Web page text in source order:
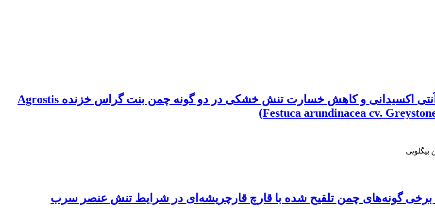
اثر پیش تیمار خشکی روی فعالیت آنزیم های آنتی اکسیدانی و کاهش خسارت تنش خشکی در دو گونه چمن بنت گراس خزنده Agrostis
گونه‌های چمن تلقیح شده با قارچ قارچریشه‌ای در شرایط تنش عنصر سرب